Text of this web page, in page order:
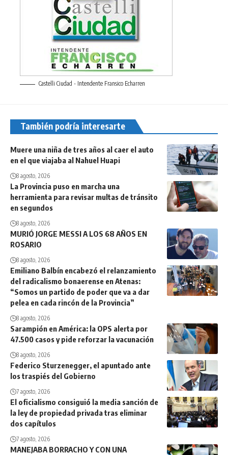
Castelli Ciudad - Intendente Fransico Echarren
También podría interesarte
Muere una niña de tres años al caer el auto
en el que viajaba al Nahuel Huapi
8 agosto, 2026
La Provincia puso en marcha una
herramienta para revisar multas de tránsito
en segundos
8 agosto, 2026
MURIÓ JORGE MESSI A LOS 68 AÑOS EN
ROSARIO
8 agosto, 2026
Emiliano Balbín encabezó el relanzamiento
del radicalismo bonaerense en Atenas:
“Somos un partido de poder que va a dar
pelea en cada rincón de la Provincia”
8 agosto, 2026
Sarampión en América: la OPS alerta por
47.500 casos y pide reforzar la vacunación
8 agosto, 2026
Federico Sturzenegger, el apuntado ante
los traspiés del Gobierno
7 agosto, 2026
El oficialismo consiguió la media sanción de
la ley de propiedad privada tras eliminar
dos capítulos
7 agosto, 2026
MANEJABA BORRACHO Y CON UNA